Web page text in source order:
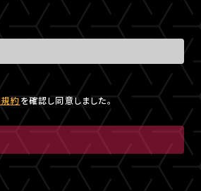
約を確認し同意しました。